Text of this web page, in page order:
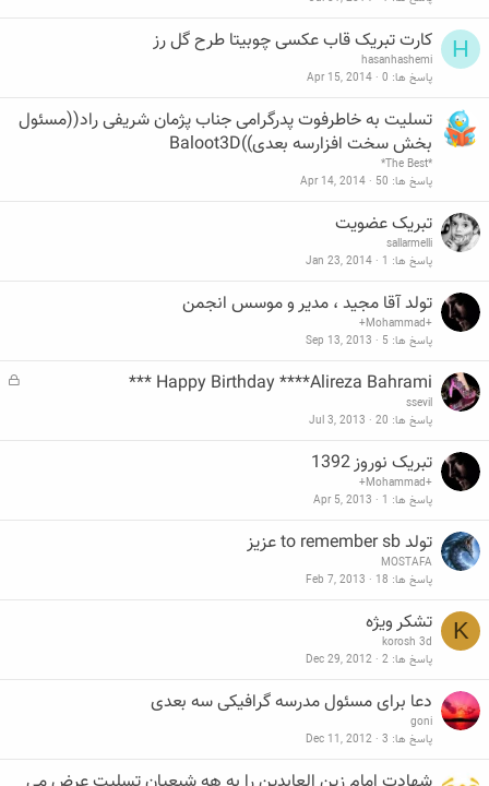
H کارت تبریک قاب عکسی چوبیتا طرح گل رز
hasanhashemi
پاسخ ها 0
Apr 15, 2014
تسلیت به خاطرفوت پدرگرامی جناب پژمان شریفی راد((مسئول
بخش سخت افزارسه بعدی))Baloot3D
*The Best*
پاسخ ها 50
Apr 14, 2014
تبریک عضویت
sallarmelli
پاسخ ها 1
Jan 23, 2014
تولد آقا مجید ، مدیر و موسس انجمن
+Mohammad+
پاسخ ها 5
Sep 13, 2013
ق
Happy Birthday ****Alireza Bahrami ***
ssevil
پاسخ ها 20
Jul 3, 2013
تبریک نوروز 1392
+Mohammad+
پاسخ ها 1
Apr 5, 2013
تولد to remember sb عزیز
MOSTAFA
پاسخ ها 18
Feb 7, 2013
K تشکر ویژه
korosh 3d
پاسخ ها 2
Dec 29, 2012
دعا برای مسئول مدرسه گرافیکی سه بعدی
goni
پاسخ ها 3
Dec 11, 2012